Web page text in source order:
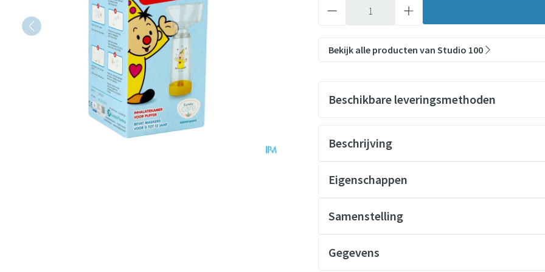
Bekijk alle producten van Studio 100
Beschikbare leveringsmethoden
Beschrijving
Eigenschappen
Samenstelling
Gegevens